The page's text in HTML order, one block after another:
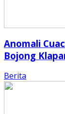
Anomali
Bojong
Berita